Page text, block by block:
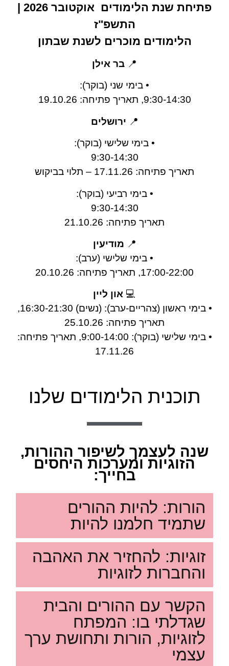
פתיחת שנת הלימודים אוקטובר 2026 |
התשפ"ז
הלימודים מוכרים לשנת שבתון
📍 בר אילן
•⁠ ⁠בימי שני (בוקר):
9:30-14:30, תאריך פתיחה: 19.10.26
📍 ירושלים
•⁠ בימי שלישי (בוקר):
9:30-14:30
תאריך פתיחה: 17.11.26 – תלוי בביקוש
•⁠ בימי רביעי (בוקר):
9:30-14:30
תאריך פתיחה: 21.10.26
📍 מודיעין
•⁠ ⁠בימי שלישי (ערב):
17:00-22:00, תאריך פתיחה: 20.10.26
💻 און ליין
• בימי ראשון (צהריים-ערב): (נשים) 16:30-21:30,
תאריך פתיחה: 25.10.26
• בימי שלישי (בוקר): 9:00-14:00, תאריך פתיחה:
17.11.26
תוכנית הלימודים שלנו
שנה לעצמך לשיפור ההורות,
הזוגיות ומערכות היחסים
בחייך:
הורות: להיות ההורים
שתמיד חלמנו להיות
זוגיות: להחזיר את האהבה
והחברות לזוגיות
הקשר עם ההורים והבית
שגדלתי בו: המפתח
לזוגיות, הורות ותחושת ערך
עצמי